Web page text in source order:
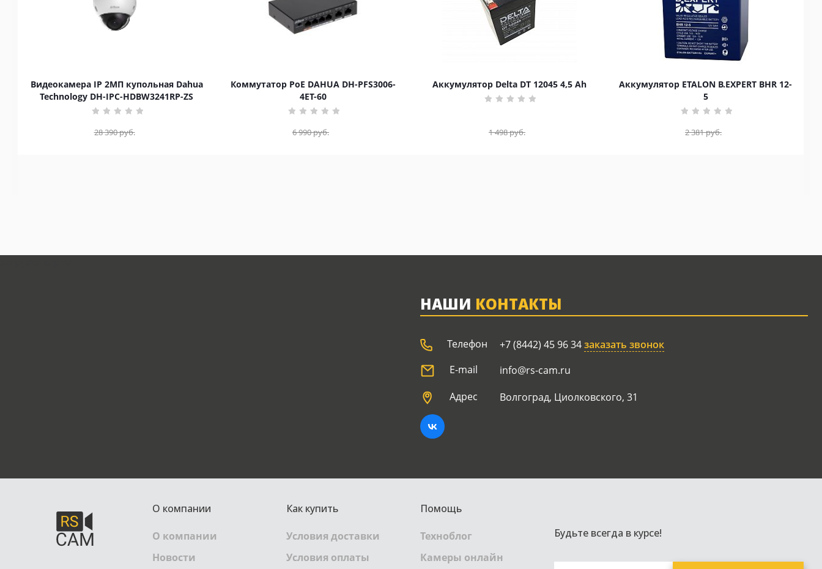
Видеокамера IP 2МП купольная Dahua
Technology DH-IPC-HDBW3241RP-ZS
28 390руб.
Коммутатор PoE DAHUA DH-PFS3006-
4ET-60
6 990руб.
Аккумулятор Delta DT 12045 4,5 Ah
1 498руб.
Аккумулятор ETALON B.EXPERT BHR 12-
5
2 381руб.
НАШИ КОНТАКТЫ
Телефон +7 (8442) 45 96 34заказать звонок
E-mail
info@rs-cam.ru
Адрес
Волгоград, Циолковского, 31
О компании
О компании
Новости
Как купить
Условия доставки
Условия оплаты
Помощь
Техноблог
Камеры онлайн
Будьте всегда в курсе!